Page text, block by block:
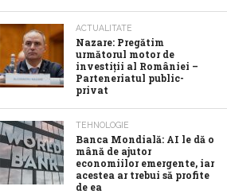
ACTUALITATE
Nazare: Pregătim
următorul motor de
investiții al României –
Parteneriatul public-
privat
TEHNOLOGIE
Banca Mondială: AI le dă o
mână de ajutor
economiilor emergente, iar
acestea ar trebui să profite
de ea